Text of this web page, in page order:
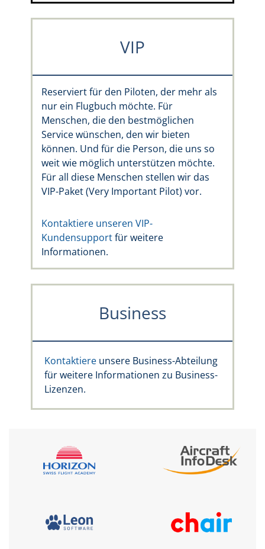
VIP
Reserviert für den Piloten, der mehr als
nur ein Flugbuch möchte. Für
Menschen, die den bestmöglichen
Service wünschen, den wir bieten
können. Und für die Person, die uns so
weit wie möglich unterstützen möchte.
Für all diese Menschen stellen wir das
VIP-Paket (Very Important Pilot) vor.
Kontaktiere unseren VIP-
Kundensupportfür weitere
Informationen.
Business
Kontaktiere unsere Business-Abteilung
für weitere Informationen zu Business-
Lizenzen.